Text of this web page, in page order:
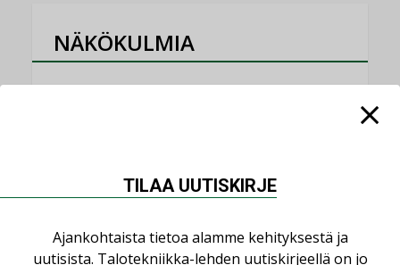
NÄKÖKULMIA
Puheista tekoihin – uusin teknologia
Yli miljoona kotia on vailla toimivaa
ilmanvaihtoa
TILAA UUTISKIRJE
Ajankohtaista tietoa alamme kehityksestä ja
uutisista. Talotekniikka-lehden uutiskirjeellä on jo